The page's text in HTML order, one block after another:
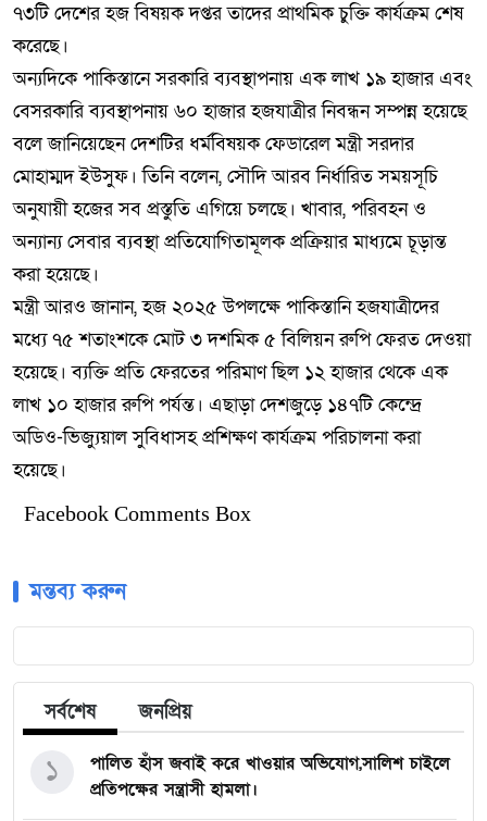
৭৩টি দেশের হজ বিষয়ক দপ্তর তাদের প্রাথমিক চুক্তি কার্যক্রম শেষ
করেছে।
অন্যদিকে পাকিস্তানে সরকারি ব্যবস্থাপনায় এক লাখ ১৯ হাজার এবং
বেসরকারি ব্যবস্থাপনায় ৬০ হাজার হজযাত্রীর নিবন্ধন সম্পন্ন হয়েছে
বলে জানিয়েছেন দেশটির ধর্মবিষয়ক ফেডারেল মন্ত্রী সরদার
মোহাম্মদ ইউসুফ। তিনি বলেন, সৌদি আরব নির্ধারিত সময়সূচি
অনুযায়ী হজের সব প্রস্তুতি এগিয়ে চলছে। খাবার, পরিবহন ও
অন্যান্য সেবার ব্যবস্থা প্রতিযোগিতামূলক প্রক্রিয়ার মাধ্যমে চূড়ান্ত
করা হয়েছে।
মন্ত্রী আরও জানান, হজ ২০২৫ উপলক্ষে পাকিস্তানি হজযাত্রীদের
মধ্যে ৭৫ শতাংশকে মোট ৩ দশমিক ৫ বিলিয়ন রুপি ফেরত দেওয়া
হয়েছে। ব্যক্তি প্রতি ফেরতের পরিমাণ ছিল ১২ হাজার থেকে এক
লাখ ১০ হাজার রুপি পর্যন্ত। এছাড়া দেশজুড়ে ১৪৭টি কেন্দ্রে
অডিও-ভিজ্যুয়াল সুবিধাসহ প্রশিক্ষণ কার্যক্রম পরিচালনা করা
হয়েছে।
Facebook Comments Box
মন্তব্য করুন
সর্বশেষ জনপ্রিয়
পালিত হাঁস জবাই করে খাওয়ার অভিযোগ,সালিশ চাইলে
প্রতিপক্ষের সন্ত্রাসী হামলা।
১